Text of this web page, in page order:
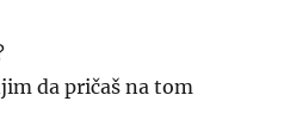
da pričaš na tom